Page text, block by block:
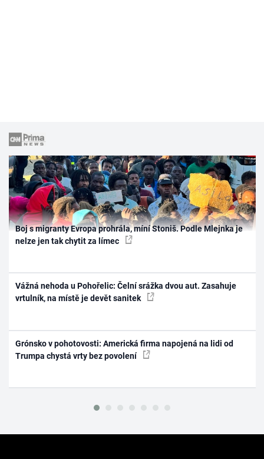
Boj s migranty Evropa prohrála, míní Stoniš. Podle Mlejnka je
nelze jen tak chytit za límec
Vážná nehoda u Pohořelic: Čelní srážka dvou aut. Zasahuje
vrtulník, na místě je devět sanitek
Grónsko v pohotovosti: Americká firma napojená na lidi od
Trumpa chystá vrty bez povolení